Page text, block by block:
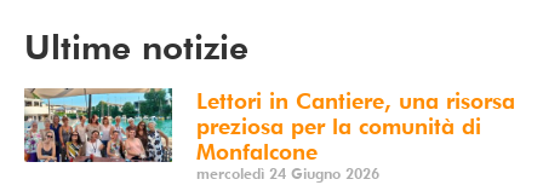
Ultime notizie
Lettori in Cantiere, una risorsa
preziosa per la comunità di
Monfalcone
mercoledì 24 Giugno 2026